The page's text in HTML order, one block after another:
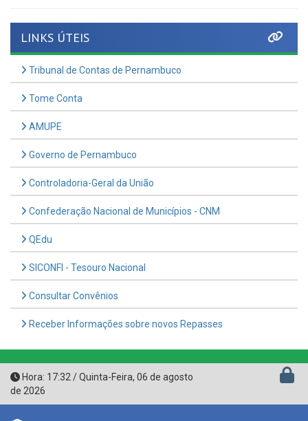
Tribunal de Contas de Pernambuco
Tome Conta
AMUPE
Governo de Pernambuco
Controladoria-Geral da União
Confederação Nacional de Municípios - CNM
QEdu
SICONFI - Tesouro Nacional
Consultar Convênios
Receber Informações sobre novos Repasses
Hora:17:32/Quinta-Feira,06 de agosto
de 2026
PREFEITURA MUNICIPAL DE FERREIROS